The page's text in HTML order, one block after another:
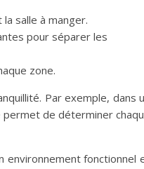
salle à manger.
pour séparer les
zone.
Par exemple, dans
de déterminer
environnement fonctionnel